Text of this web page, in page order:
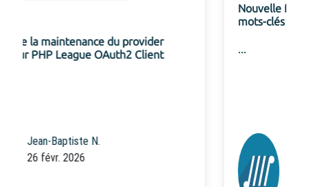
Nouvelle fonctionnalité de suggestion de
mots-clés au connecteur Gemini pour Ibexa
...
Equipe Code Rhapsodie